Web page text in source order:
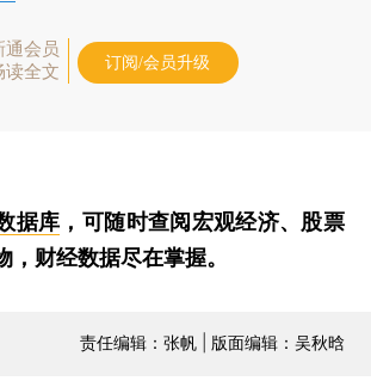
通会员
读全文
订阅/会员升级
据库 ，可随时查阅宏观经济、股票
，财经数据尽在掌握。
责任编辑：张帆 | 版面编辑：吴秋晗